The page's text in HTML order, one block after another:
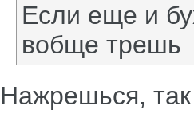
Если еще и
вобще трешь
Нажрешься,